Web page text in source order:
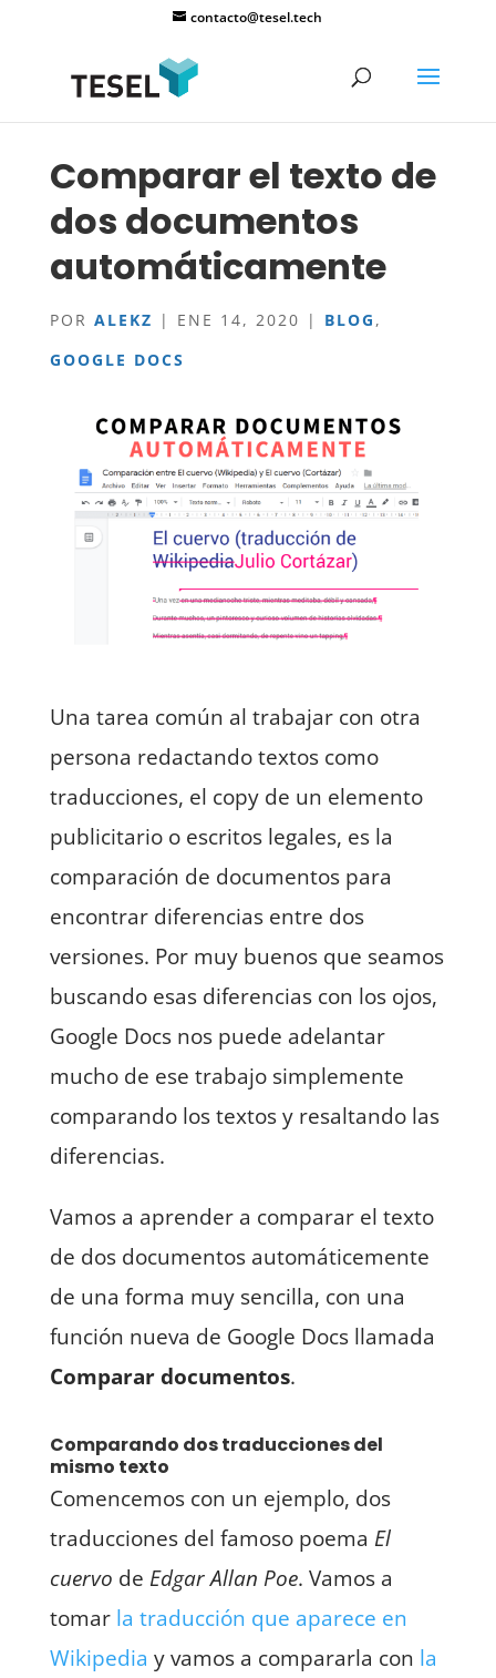
contacto@tesel.tech
Comparar el texto de
dos documentos
automáticamente
POR ALEKZ | ENE 14, 2020 | BLOG ,
GOOGLE DOCS
Una tarea común al trabajar con otra
persona redactando textos como
traducciones, el copy de un elemento
publicitario o escritos legales, es la
comparación de documentos para
encontrar diferencias entre dos
versiones. Por muy buenos que seamos
buscando esas diferencias con los ojos,
Google Docs nos puede adelantar
mucho de ese trabajo simplemente
comparando los textos y resaltando las
diferencias.
Vamos a aprender a comparar el texto
de dos documentos automáticemente
de una forma muy sencilla, con una
función nueva de Google Docs llamada
Comparar documentos.
Comparando dos traducciones del
mismo texto
Comencemos con un ejemplo, dos
traducciones del famoso poema El
cuervo de Edgar Allan Poe. Vamos a
tomar la traducción que aparece en
Wikipedia y vamos a compararla con la